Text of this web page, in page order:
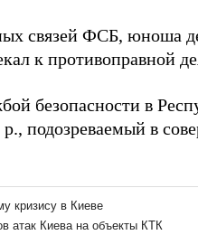
связей ФСБ, юноша
к противоправной
безопасности в
подозреваемый в